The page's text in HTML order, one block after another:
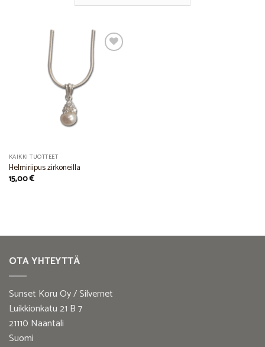
KAIKKI TUOTTEET
Helmiriipus zirkoneilla
15,00€
OTA YHTEYTTÄ
Sunset Koru Oy / Silvernet
Luikkionkatu 21 B 7
21110 Naantali
Suomi